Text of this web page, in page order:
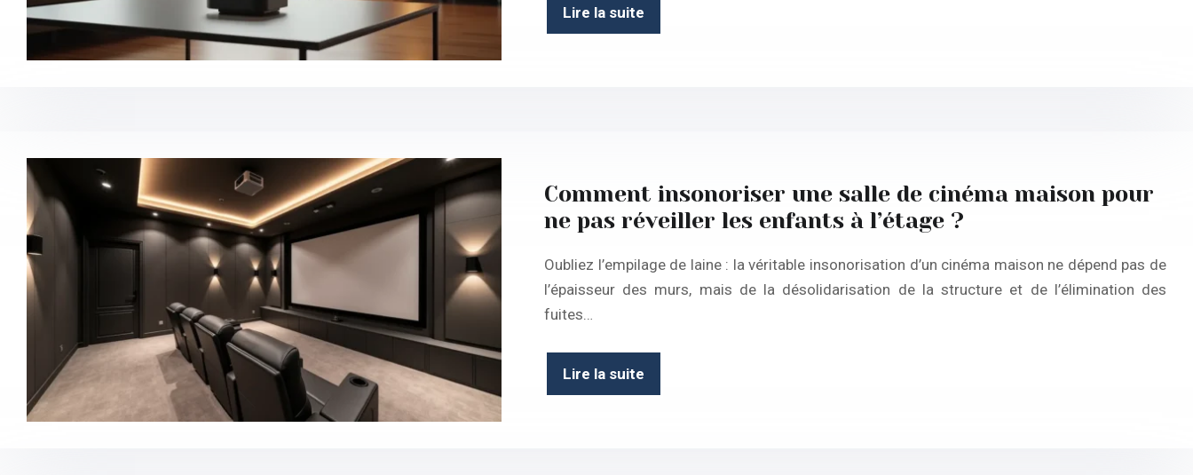
Lire la suite
Comment insonoriser une salle de cinéma maison pour
ne pas réveiller les enfants à l’étage ?
Oubliez l’empilage de laine : la véritable insonorisation d’un cinéma maison ne dépend pas de
l’épaisseur des murs, mais de la désolidarisation de la structure et de l’élimination des
fuites…
Lire la suite